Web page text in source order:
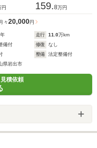
円 159.8万円
月々20,000円
年 走行 11.0万km
備付 修復
なし
整備
法定整備付
県岩出市
積依頼